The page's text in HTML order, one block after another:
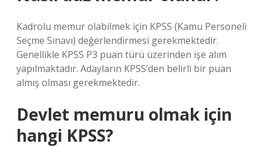
Kadrolu memur olabilmek için KPSS (Kamu Personeli
Seçme Sınavı) değerlendirmesi gerekmektedir.
Genellikle KPSS P3 puan türü üzerinden işe alım
yapılmaktadır. Adayların KPSS’den belirli bir puan
almış olması gerekmektedir.
Devlet memuru olmak için
hangi KPSS?